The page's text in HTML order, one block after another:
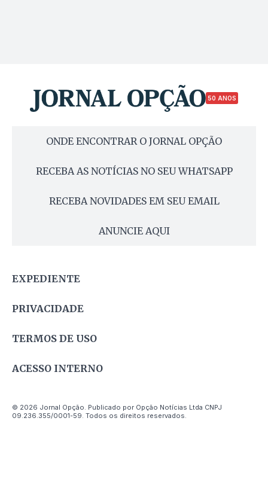
50 ANOS
ONDE ENCONTRAR O JORNAL OPÇÃO
RECEBA AS NOTÍCIAS NO SEU WHATSAPP
RECEBA NOVIDADES EM SEU EMAIL
ANUNCIE AQUI
EXPEDIENTE
PRIVACIDADE
TERMOS DE USO
ACESSO INTERNO
© 2026 Jornal Opção. Publicado por Opção Notícias Ltda CNPJ
09.236.355/0001-59. Todos os direitos reservados.